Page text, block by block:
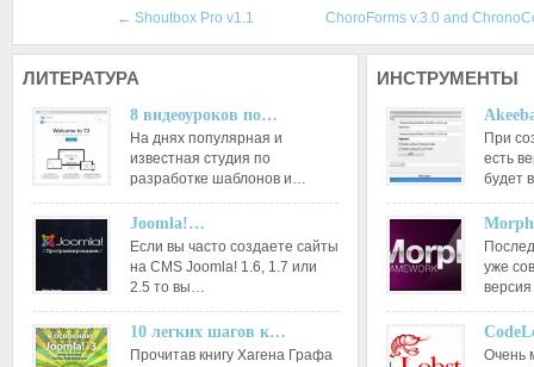
← Shoutbox Pro v1.1 ChoroForms v.3.0 and
ЛИТЕРАТУРА
8 видеоуроков по…
На днях популярная и
известная студия по
разработке шаблонов и…
Joomla!…
Если вы часто создаете сайты
на CMS Joomla! 1.6, 1.7 или
2.5 то вы…
10 легких шагов к…
Прочитав книгу Хагена Графа
ИНСТРУМЕНТЫ
При
есть
будет
уже
Очень